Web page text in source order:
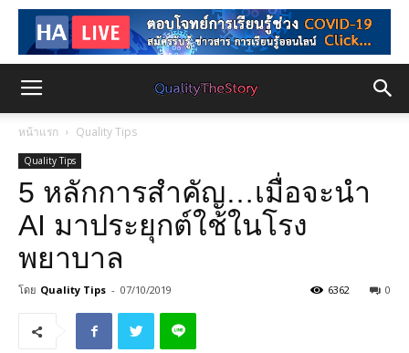
หน้าแรก Quality Tips
Quality Tips
5 หลักการสำคัญ…เมื่อจะนำ
AI มาประยุกต์ใช้ในโรง
พยาบาล
โดย Quality Tips - 07/10/2019 0
6362